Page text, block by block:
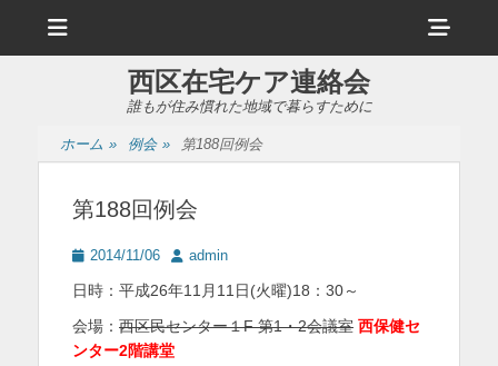
ュ
ヘ
ッ
サ
西区在宅ケア連絡会
誰もが住み慣れた地域で暮らすために
ホーム » 例会 » 第188回例会
第188回例会
投
日
2014/11/06
投
者
admin
日時：平成26年11月11日(火曜)18：30～
会場： 西区民センター１F 第1・2会議室 西保健セ
ンター2階講堂